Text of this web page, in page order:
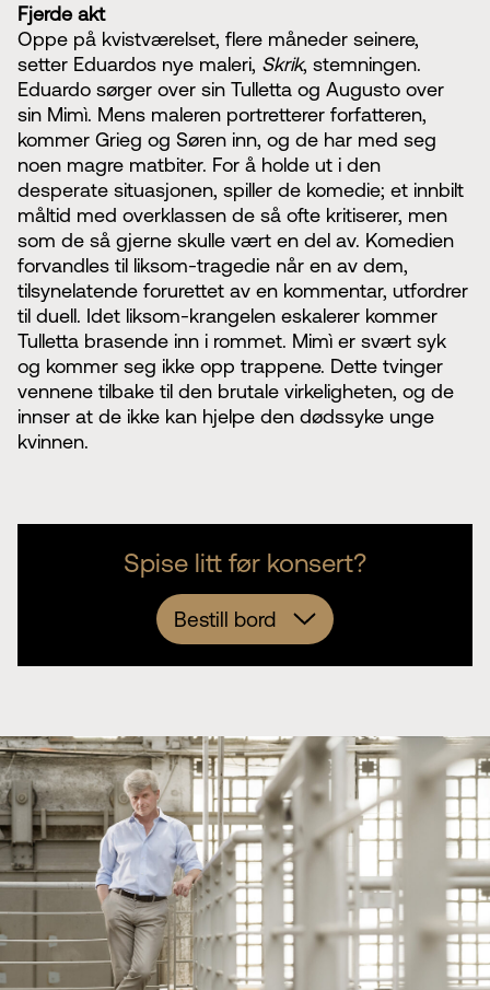
Fjerde akt
Oppe på kvistværelset, flere måneder seinere,
setter Eduardos nye maleri, Skrik, stemningen.
Eduardo sørger over sin Tulletta og Augusto over
sin Mimì. Mens maleren portretterer forfatteren,
kommer Grieg og Søren inn, og de har med seg
noen magre matbiter. For å holde ut i den
desperate situasjonen, spiller de komedie; et innbilt
måltid med overklassen de så ofte kritiserer, men
som de så gjerne skulle vært en del av. Komedien
forvandles til liksom-tragedie når en av dem,
tilsynelatende forurettet av en kommentar, utfordrer
til duell. Idet liksom-krangelen eskalerer kommer
Tulletta brasende inn i rommet. Mimì er svært syk
og kommer seg ikke opp trappene. Dette tvinger
vennene tilbake til den brutale virkeligheten, og de
innser at de ikke kan hjelpe den dødssyke unge
kvinnen.
Spise litt før konsert?
Bestill bord